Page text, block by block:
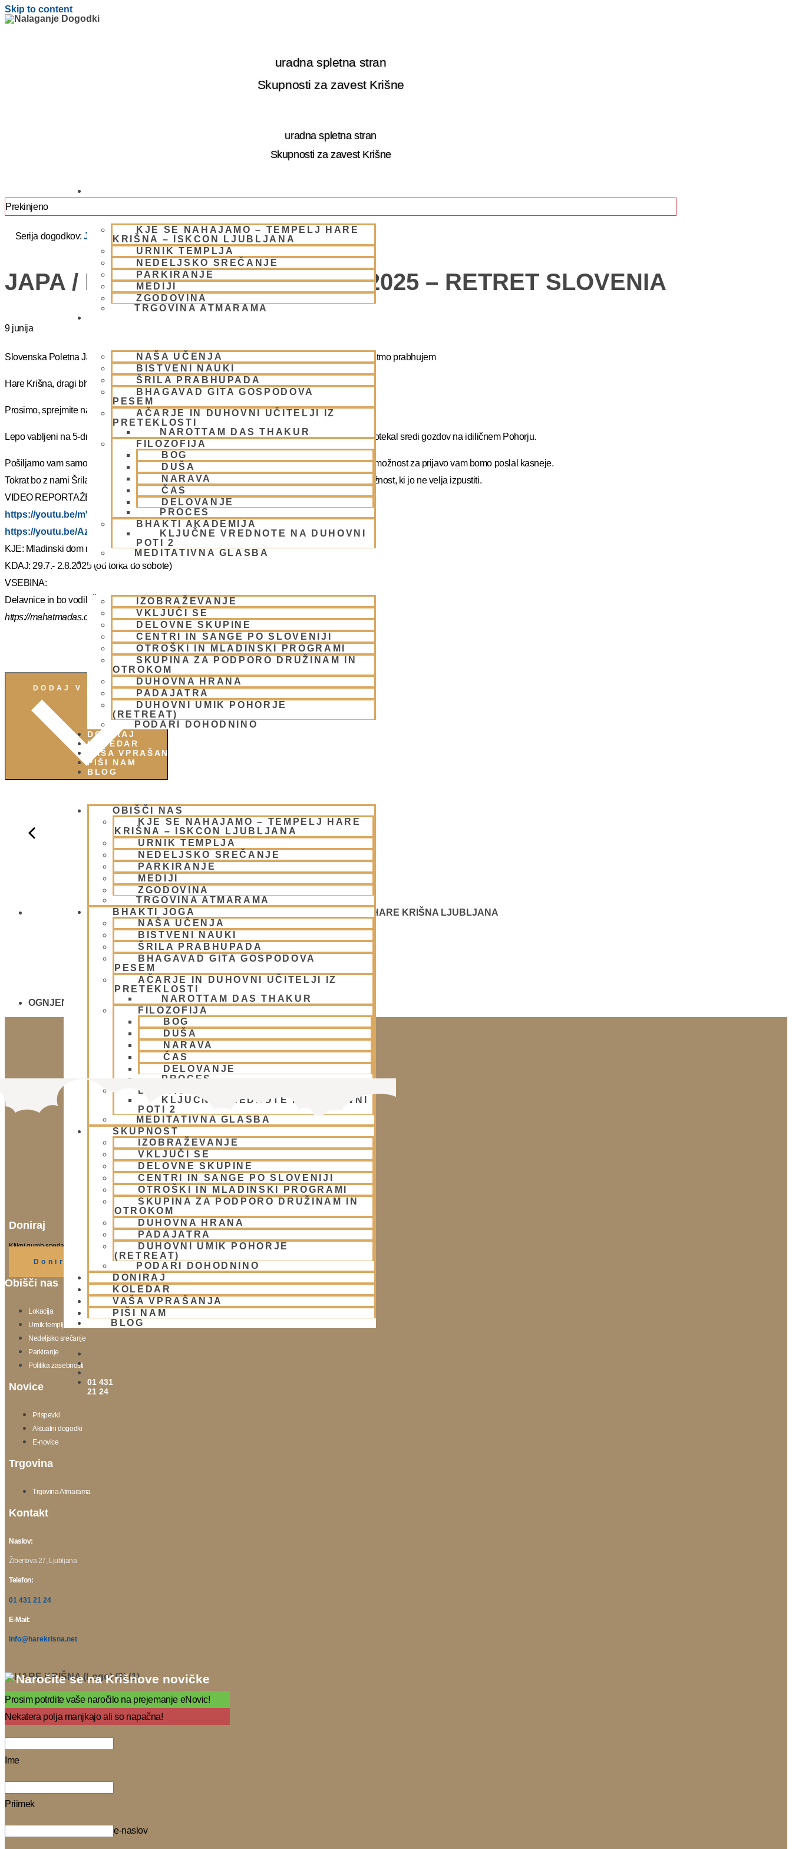
Skip to content
uradna spletna stran
Skupnosti za zavest Krišne
uradna spletna stran
Skupnosti za zavest Krišne
KJE SE NAHAJAMO – TEMPELJ HARE
KRIŠNA – ISKCON LJUBLJANA
URNIK TEMPLJA
NEDELJSKO SREČANJE
PARKIRANJE
MEDIJI
ZGODOVINA
TRGOVINA ATMARAMA
NAŠA UČENJA
BISTVENI NAUKI
ŠRILA PRABHUPADA
BHAGAVAD GITA GOSPODOVA
PESEM
AČARJE IN DUHOVNI UČITELJI IZ
PRETEKLOSTI
NAROTTAM DAS THAKUR
FILOZOFIJA
BOG
DUŠA
NARAVA
ČAS
DELOVANJE
PROCES
BHAKTI AKADEMIJA
KLJUČNE VREDNOTE NA DUHOVNI
POTI 2
MEDITATIVNA GLASBA
SKUPNOST
IZOBRAŽEVANJE
VKLJUČI SE
DELOVNE SKUPINE
CENTRI IN SANGE PO SLOVENIJI
OTROŠKI IN MLADINSKI PROGRAMI
SKUPINA ZA PODPORO DRUŽINAM IN
OTROKOM
DUHOVNA HRANA
PADAJATRA
DUHOVNI UMIK POHORJE
(RETREAT)
PODARI DOHODNINO
DONIRAJ
KOLEDAR
VAŠA VPRAŠANJA
PIŠI NAM
BLOG
OBIŠČI NAS
KJE SE NAHAJAMO – TEMPELJ HARE
KRIŠNA – ISKCON LJUBLJANA
URNIK TEMPLJA
NEDELJSKO SREČANJE
PARKIRANJE
MEDIJI
ZGODOVINA
TRGOVINA ATMARAMA
BHAKTI JOGA
NAŠA UČENJA
BISTVENI NAUKI
ŠRILA PRABHUPADA
BHAGAVAD GITA GOSPODOVA
PESEM
AČARJE IN DUHOVNI UČITELJI IZ
PRETEKLOSTI
NAROTTAM DAS THAKUR
FILOZOFIJA
BOG
DUŠA
NARAVA
ČAS
DELOVANJE
PROCES
BHAKTI AKADEMIJA
KLJUČNE VREDNOTE NA DUHOVNI
POTI 2
MEDITATIVNA GLASBA
SKUPNOST
IZOBRAŽEVANJE
VKLJUČI SE
DELOVNE SKUPINE
CENTRI IN SANGE PO SLOVENIJI
OTROŠKI IN MLADINSKI PROGRAMI
SKUPINA ZA PODPORO DRUŽINAM IN
OTROKOM
DUHOVNA HRANA
PADAJATRA
DUHOVNI UMIK POHORJE
(RETREAT)
PODARI DOHODNINO
DONIRAJ
KOLEDAR
VAŠA VPRAŠANJA
PIŠI NAM
BLOG
01 431
21 24
Prekinjeno
Serija dogodkov:JAPA / KIRTAN UMIK POHORJE 2025 – RETRET SLOVENIA
JAPA / KIRTAN UMIK POHORJE 2025 – RETRET SLOVENIA
9 junija
Slovenska Poletna Jatra vas vabi na DUHOVNI UMIK 2025 – »Japa duhovni umik z NM Mahatmo prabhujem
Hare Krišna, dragi bhakte!
Prosimo, sprejmite naše ponižno spoštovanje! Vsa slava Šrila Prabhupadu!
Lepo vabljeni na 5-dnevno nepozabno transcendentalno izkušnjo na DUHOVNI UMIK, ki bo potekal sredi gozdov na idiličnem Pohorju.
Pošiljamo vam samo osnovno informacijo tako da si lahko rezervirate dopust. Več podatkov in možnost za prijavo vam bomo poslal kasneje.
Tokrat bo z nami Šrila Prabhupadov učenec, duhovni učitelj NM Mahatma prabhu. Redka priložnost, ki jo ne velja izpustiti.
VIDEO REPORTAŽE IZ PREJŠNIH UMIKOV – KLIKNI 🙂
https://youtu.be/mVmx_h4mTCc?si=iYB7KXEdqz7Nz2is
https://youtu.be/AziuZJyrho4?si=Zr5a_H8Hj-X888vW
KJE: Mladinski dom na Smolniku (mariborsko Pohorje)
KDAJ: 29.7.- 2.8.2025 (od torka do sobote)
VSEBINA:
Delavnice in bo vodil, Šrila Prabhupadov učenec NM Mahatma prabhu
https://mahatmadas.com
DODAJ V KOLEDAR
NEDELJSKO SREČANJE - CENTER HARE KRIŠNA LJUBLJANA
OGNJENO ŽRTVOVANJE - NARASIMHA JAGJA - VSAKO SOBOTO
Doniraj
Klikni gumb spodaj.
Doniraj
Obišči nas
Lokacija
Urnik templja
Nedeljsko srečanje
Parkiranje
Politika zasebnosti
Novice
Prispevki
Aktualni dogodki
E-novice
Trgovina
Trgovina Atmarama
Kontakt
Naslov:
Žibertova 27, Ljubljana
Telefon:
01 431 21 24
E-Mail:
info@harekrisna.net
Naročite se na Krišnove novičke
Prosim potrdite vaše naročilo na prejemanje eNovic!
Nekatera polja manjkajo ali so napačna!
Ime
Priimek
e-naslov